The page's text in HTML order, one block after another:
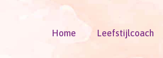
Home Leefstijlcoach